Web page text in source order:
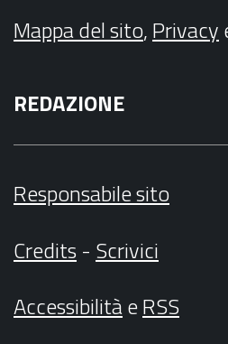
Mappa del sito,Privacy
REDAZIONE
Responsabile sito
Credits- Scrivici
AccessibilitàeRSS